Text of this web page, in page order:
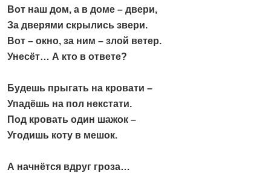
Вот наш дом, а в доме – двери,
За дверями скрылись звери.
Вот – окно, за ним – злой ветер.
Унесёт… А кто в ответе?
Будешь прыгать на кровати –
Упадёшь на пол некстати.
Под кровать один шажок –
Угодишь коту в мешок.
А начнётся вдруг гроза…